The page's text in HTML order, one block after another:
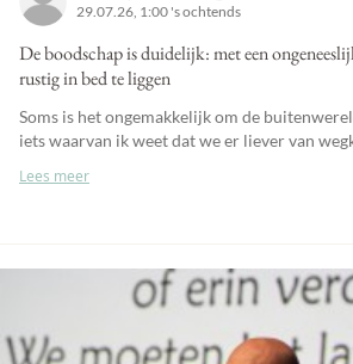
29.07.26, 1:00 's ochtends
De boodschap is duidelijk: met een
rustig in bed te liggen
Soms is het ongemakkelijk om de
iets waarvan ik weet dat we er liever van
Lees meer